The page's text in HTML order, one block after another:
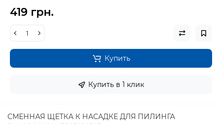
419 грн.
Купить
Купить в 1 клик
СМЕННАЯ ЩЕТКА К НАСАДКЕ ДЛЯ ПИЛИНГА